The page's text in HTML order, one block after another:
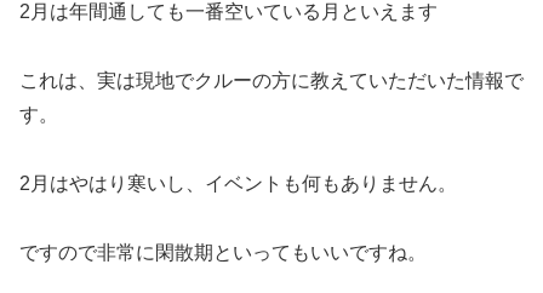
2月は年間通しても一番空いている月といえます
これは、実は現地でクルーの方に教えていただいた情報で
す。
2月はやはり寒いし、イベントも何もありません。
ですので非常に閑散期といってもいいですね。